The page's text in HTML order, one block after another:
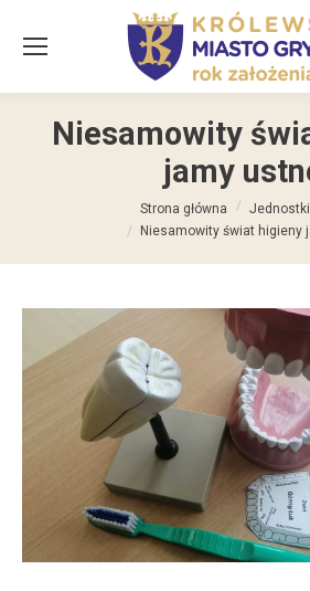
Niesamowity
jamy
Strona główna Jednostki
Niesamowity świat higieny